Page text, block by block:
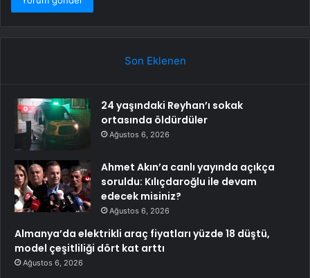
Son Eklenen
24 yaşındaki Reyhan’ı sokak
ortasında öldürdüler
Ağustos 6, 2026
Ahmet Akın’a canlı yayında açıkça
soruldu: Kılıçdaroğlu ile devam
edecek misiniz?
Ağustos 6, 2026
Almanya’da elektrikli araç fiyatları yüzde 18 düştü,
model çeşitliliği dört kat arttı
Ağustos 6, 2026